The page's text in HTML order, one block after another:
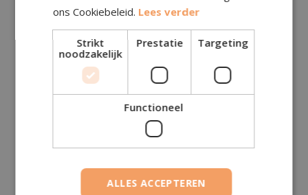
Solliciteer nu
Voornaam
ons Cookiebeleid. Lees verder
Strikt
noodzakelijk
Prestatie Targeting
Functioneel
ALLES ACCEPTEREN